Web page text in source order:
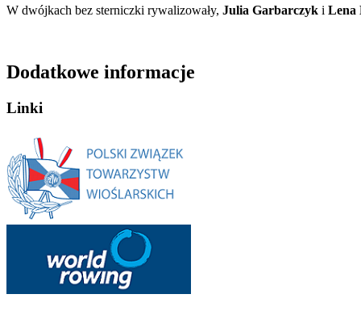
W dwójkach bez sterniczki rywalizowały, Julia Garbarczyk i Lena
Dodatkowe informacje
Linki